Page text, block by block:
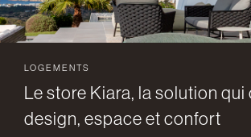
LOGEMENTS
Le store Kiara, la solution qui
design, espace et confort